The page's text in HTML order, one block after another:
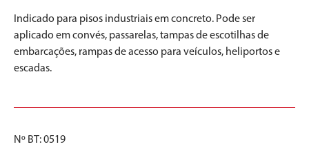
Indicado para pisos industriais em concreto. Pode ser
aplicado em convés, passarelas, tampas de escotilhas de
embarcações, rampas de acesso para veículos, heliportos e
escadas.
Nº BT: 0519